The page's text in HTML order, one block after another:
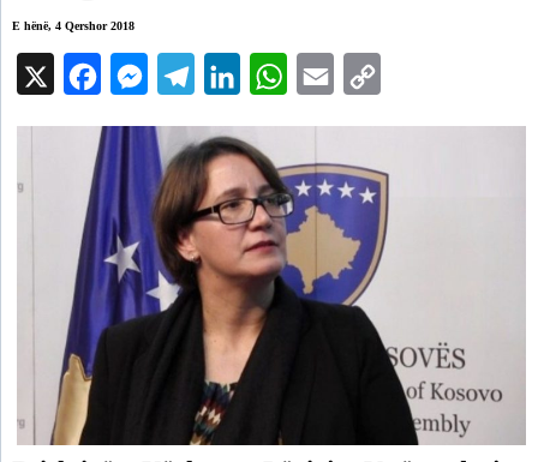
E hënë, 4 Qershor 2018
Facebook Messenger Telegram LinkedIn